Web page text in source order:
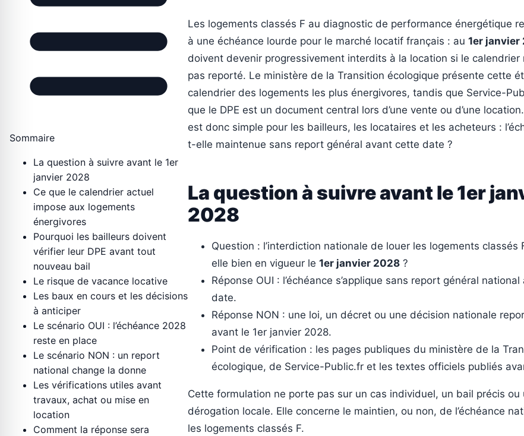
Sommaire
La question à suivre avant le 1er
janvier 2028
Ce que le calendrier actuel
impose aux logements
énergivores
Pourquoi les bailleurs doivent
vérifier leur DPE avant tout
nouveau bail
Le risque de vacance locative
Les baux en cours et les décisions
à anticiper
Le scénario OUI : l’échéance 2028
reste en place
Le scénario NON : un report
national change la donne
Les vérifications utiles avant
travaux, achat ou mise en
location
Comment la réponse sera
Les logements classés F au diagnostic de performance énergétique
à une échéance lourde pour le marché locatif français : au 1er janvier
doivent devenir progressivement interdits à la location si le calendrier
pas reporté. Le ministère de la Transition écologique présente cette
calendrier des logements les plus énergivores, tandis que Service-
que le DPE est un document central lors d’une vente ou d’une
est donc simple pour les bailleurs, les locataires et les acheteurs :
t-elle maintenue sans report général avant cette date ?
La question à suivre avant le 1er
2028
Question : l’interdiction nationale de louer les logements classés
elle bien en vigueur le 1er janvier 2028 ?
Réponse OUI : l’échéance s’applique sans report général
date.
Réponse NON : une loi, un décret ou une décision nationale
avant le 1er janvier 2028.
Point de vérification : les pages publiques du ministère de la
écologique, de Service-Public.fr et les textes officiels publiés
Cette formulation ne porte pas sur un cas individuel, un bail précis ou
dérogation locale. Elle concerne le maintien, ou non, de l’échéance
les logements classés F.